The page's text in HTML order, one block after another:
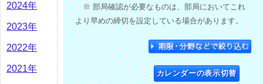
2024年
2023年
2022年
2021年
※ 部局確認が必要なものは、部局においてこれ
より早めの締切を設定している場合があります。
カレンダーの表示切替